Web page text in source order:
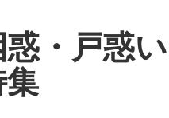
・戸惑